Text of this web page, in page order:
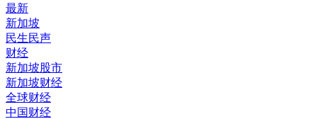
最新
新加坡
民生民声
财经
新加坡股市
新加坡财经
全球财经
中国财经